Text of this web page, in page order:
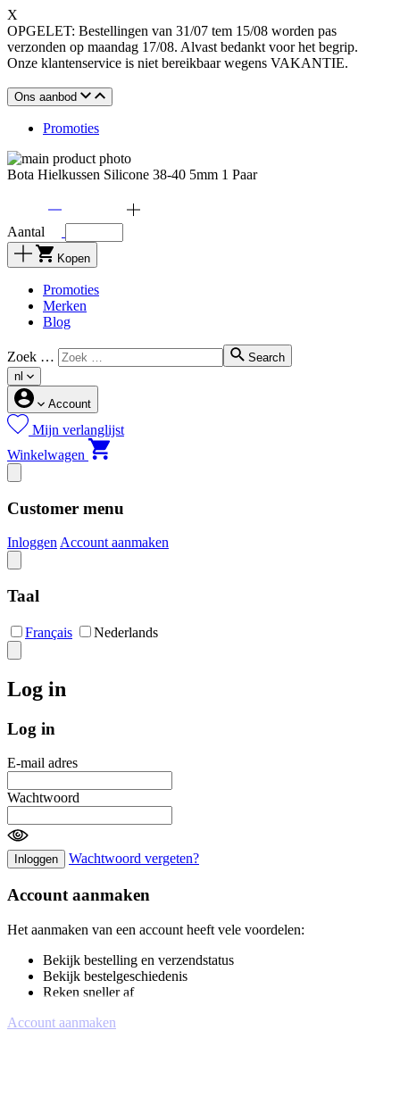
X
OPGELET: Bestellingen van 31/07 tem 15/08 worden pas
verzonden op maandag 17/08. Alvast bedankt voor het begrip.
Onze klantenservice is niet bereikbaar wegens VAKANTIE.
Ons aanbod
Promoties
Bota Hielkussen Silicone 38-40 5mm 1 Paar
Aantal
Kopen
Promoties
Merken
Blog
Zoek …
Search
nl
Account
Mijn verlanglijst
Winkelwagen
Customer menu
InloggenAccount aanmaken
Taal
Français Nederlands
Log in
Log in
E-mail adres
Wachtwoord
Inloggen Wachtwoord vergeten?
Account aanmaken
Het aanmaken van een account heeft vele voordelen:
Bekijk bestelling en verzendstatus
Bekijk bestelgeschiedenis
Reken sneller af
Account aanmaken